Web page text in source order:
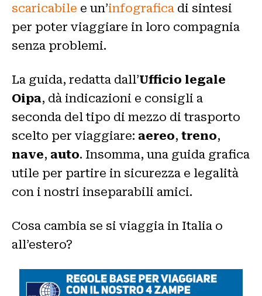
scaricabile e un’infografica di sintesi
per poter viaggiare in loro compagnia
senza problemi.
La guida, redatta dall’Ufficio legale
Oipa, dà indicazioni e consigli a
seconda del tipo di mezzo di trasporto
scelto per viaggiare: aereo, treno,
nave, auto. Insomma, una guida grafica
utile per partire in sicurezza e legalità
con i nostri inseparabili amici.
Cosa cambia se si viaggia in Italia o
all’estero?